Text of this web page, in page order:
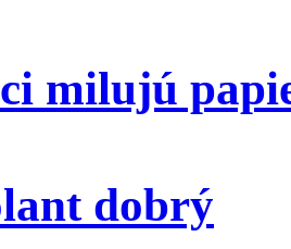
milujú
dobrý